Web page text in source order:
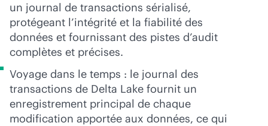
un journal de transactions sérialisé,
protégeant l’intégrité et la fiabilité des
données et fournissant des pistes d’audit
complètes et précises.
Voyage dans le temps : le journal des
transactions de Delta Lake fournit un
enregistrement principal de chaque
modification apportée aux données, ce qui